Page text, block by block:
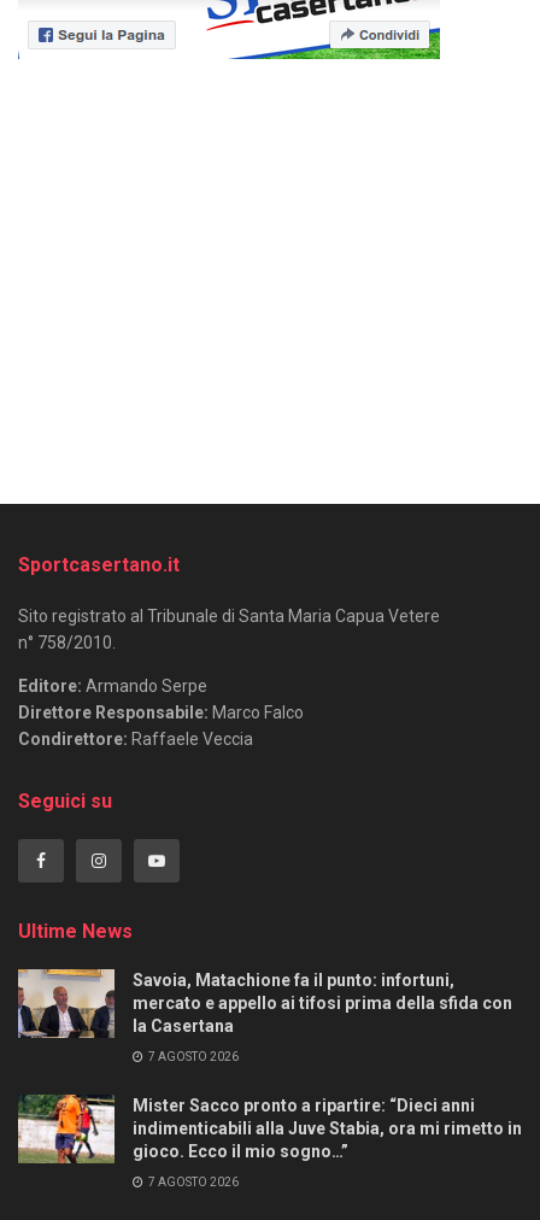
Sportcasertano.it
Sito registrato al Tribunale di Santa Maria Capua Vetere
n° 758/2010.
Editore: Armando Serpe
Direttore Responsabile: Marco Falco
Condirettore: Raffaele Veccia
Seguici su
Ultime News
Savoia, Matachione fa il punto: infortuni,
mercato e appello ai tifosi prima della sfida con
la Casertana
7 AGOSTO 2026
Mister Sacco pronto a ripartire: “Dieci anni
indimenticabili alla Juve Stabia, ora mi rimetto in
gioco. Ecco il mio sogno…”
7 AGOSTO 2026